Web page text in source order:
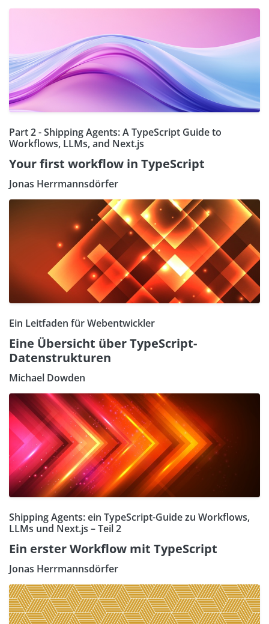
Part 2 - Shipping Agents: A TypeScript Guide to
Workflows, LLMs, and Next.js
Your first workflow in TypeScript
Jonas Herrmannsdörfer
Ein Leitfaden für Webentwickler
Eine Übersicht über TypeScript-
Datenstrukturen
Michael Dowden
Shipping Agents: ein TypeScript-Guide zu Workflows,
LLMs und Next.js – Teil 2
Ein erster Workflow mit TypeScript
Jonas Herrmannsdörfer